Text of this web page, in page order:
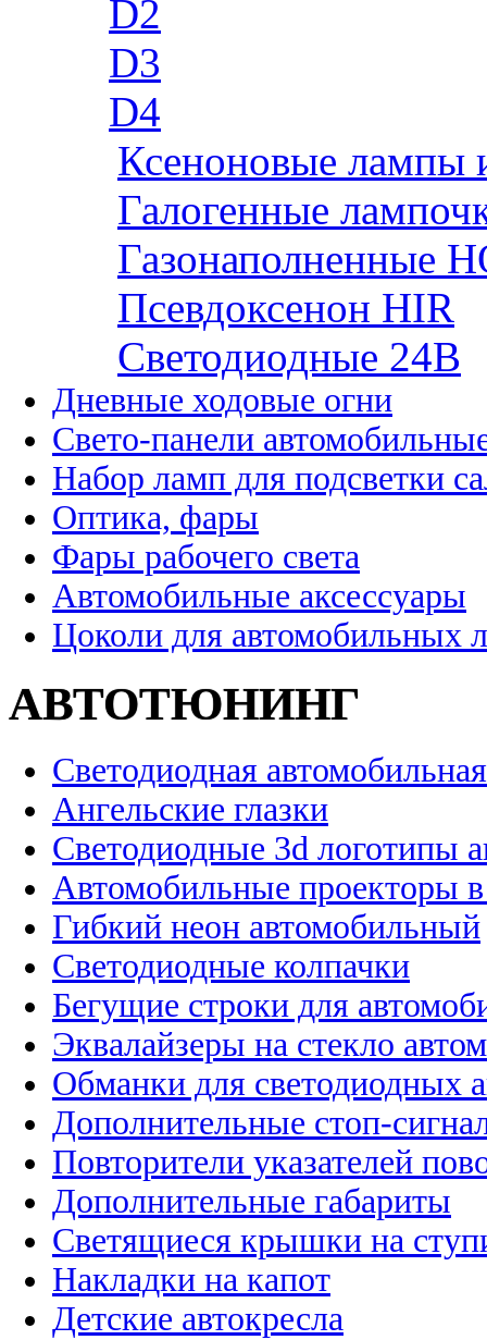
D2
D3
D4
Ксеноновые лампы
Галогенные
Газонаполненные
Псевдоксенон HIR
Cветодиодные 24B
Дневные ходовые огни
Свето-панели
Набор ламп для подсветки
Оптика, фары
Фары рабочего света
Автомобильные аксессуары
Цоколи для автомобильных
АВТОТЮНИНГ
Светодиодная
Ангельские глазки
Светодиодные 3d логотипы
Автомобильные проекторы
Гибкий неон автомобильный
Светодиодные колпачки
Бегущие строки для
Эквалайзеры на стекло
Обманки для светодиодных
Дополнительные стоп-
Повторители указателей
Дополнительные габариты
Светящиеся крышки на
Накладки на капот
Детские автокресла